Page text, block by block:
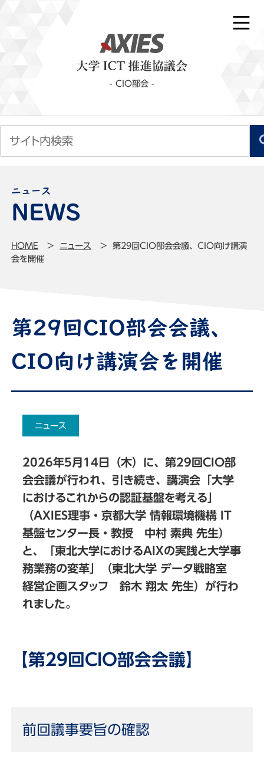
- CIO部会 -
ニュース
HOME ニュース
第29回CIO部会会議、CIO向け講演
会を開催
第29回CIO部会会議、
CIO向け講演会を開催
ニュース
2026年5月14日（木）に、第29回CIO部
会会議が行われ、引き続き、講演会「大学
におけるこれからの認証基盤を考える」
（AXIES理事・京都大学 情報環境機構 IT
基盤センター長・教授 中村 素典 先生）
と、「東北大学におけるAIXの実践と大学事
務業務の変革」（東北大学 データ戦略室
経営企画スタッフ 鈴木 翔太 先生）が行わ
れました。
【第29回CIO部会会議】
前回議事要旨の確認